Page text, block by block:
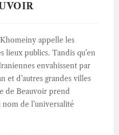
appelle les
lieux publics. Tandis qu’en
envahissent par
et d’autres grandes villes
de Beauvoir prend
de l’universalité